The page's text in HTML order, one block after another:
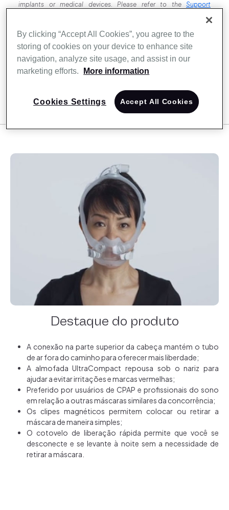
implants or medical devices. Please refer to the Support
Onde Comprar
Manual do produto
Destaque do produto
A conexão na parte superior da cabeça mantém o tubo
de ar fora do caminho para oferecer mais liberdade;
A almofada UltraCompact repousa sob o nariz para
ajudar a evitar irritações e marcas vermelhas;
Preferido por usuários de CPAP e profissionais do sono
em relação a outras máscaras similares da concorrência;
Os clipes magnéticos permitem colocar ou retirar a
máscara de maneira simples;
O cotovelo de liberação rápida permite que você se
desconecte e se levante à noite sem a necessidade de
retirar a máscara.
By clicking “Accept All Cookies”, you agree to the
storing of cookies on your device to enhance site
navigation, analyze site usage, and assist in our
marketing efforts.
More information
Cookies Settings Accept All Cookies